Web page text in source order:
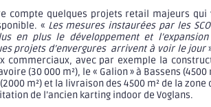
compte quelques projets retail majeurs qui
« Les mesures instaurées par les
en plus le développement et
projets d’envergures arrivent à voir le jour
commerciaux, avec par exemple la
(30 000 m²), le « Galion » à Bassens
m²) et la livraison des 4500 m² de la
de l’ancien karting indoor de Voglans.